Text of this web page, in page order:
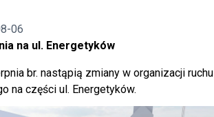
06
na ul. Energetyków
br. nastąpią zmiany w organizacji ruchu
na części ul. Energetyków.